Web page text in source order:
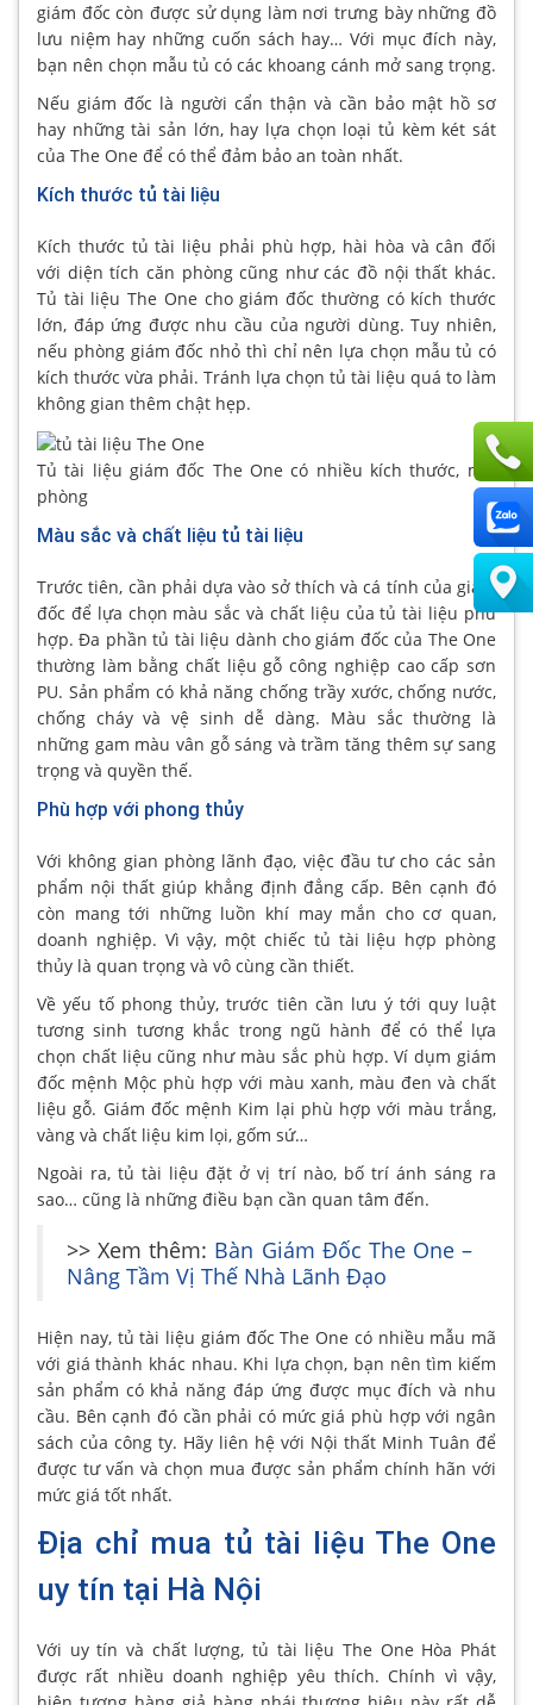
giám đốc còn được sử dụng làm nơi trưng bày những đồ
lưu niệm hay những cuốn sách hay… Với mục đích này,
bạn nên chọn mẫu tủ có các khoang cánh mở sang trọng.
Nếu giám đốc là người cẩn thận và cần bảo mật hồ sơ
hay những tài sản lớn, hay lựa chọn loại tủ kèm két sát
của The One để có thể đảm bảo an toàn nhất.
Kích thước tủ tài liệu
Kích thước tủ tài liệu phải phù hợp, hài hòa và cân đối
với diện tích căn phòng cũng như các đồ nội thất khác.
Tủ tài liệu The One cho giám đốc thường có kích thước
lớn, đáp ứng được nhu cầu của người dùng. Tuy nhiên,
nếu phòng giám đốc nhỏ thì chỉ nên lựa chọn mẫu tủ có
kích thước vừa phải. Tránh lựa chọn tủ tài liệu quá to làm
không gian thêm chật hẹp.
Tủ tài liệu giám đốc The One có nhiều kích thước, mẫu
phòng
Màu sắc và chất liệu tủ tài liệu
Trước tiên, cần phải dựa vào sở thích và cá tính của giám
đốc để lựa chọn màu sắc và chất liệu của tủ tài liệu phù
hợp. Đa phần tủ tài liệu dành cho giám đốc của The One
thường làm bằng chất liệu gỗ công nghiệp cao cấp sơn
PU. Sản phẩm có khả năng chống trầy xước, chống nước,
chống cháy và vệ sinh dễ dàng. Màu sắc thường là
những gam màu vân gỗ sáng và trầm tăng thêm sự sang
trọng và quyền thế.
Phù hợp với phong thủy
Với không gian phòng lãnh đạo, việc đầu tư cho các sản
phẩm nội thất giúp khẳng định đẳng cấp. Bên cạnh đó
còn mang tới những luồn khí may mắn cho cơ quan,
doanh nghiệp. Vì vậy, một chiếc tủ tài liệu hợp phòng
thủy là quan trọng và vô cùng cần thiết.
Về yếu tố phong thủy, trước tiên cần lưu ý tới quy luật
tương sinh tương khắc trong ngũ hành để có thể lựa
chọn chất liệu cũng như màu sắc phù hợp. Ví dụm giám
đốc mệnh Mộc phù hợp với màu xanh, màu đen và chất
liệu gỗ. Giám đốc mệnh Kim lại phù hợp với màu trắng,
vàng và chất liệu kim lọi, gốm sứ…
Ngoài ra, tủ tài liệu đặt ở vị trí nào, bố trí ánh sáng ra
sao… cũng là những điều bạn cần quan tâm đến.
>> Xem thêm: Bàn Giám Đốc The One –
Nâng Tầm Vị Thế Nhà Lãnh Đạo
Hiện nay, tủ tài liệu giám đốc The One có nhiều mẫu mã
với giá thành khác nhau. Khi lựa chọn, bạn nên tìm kiếm
sản phẩm có khả năng đáp ứng được mục đích và nhu
cầu. Bên cạnh đó cần phải có mức giá phù hợp với ngân
sách của công ty. Hãy liên hệ với Nội thất Minh Tuân để
được tư vấn và chọn mua được sản phẩm chính hãn với
mức giá tốt nhất.
Địa chỉ mua tủ tài liệu The One
uy tín tại Hà Nội
Với uy tín và chất lượng, tủ tài liệu The One Hòa Phát
được rất nhiều doanh nghiệp yêu thích. Chính vì vậy,